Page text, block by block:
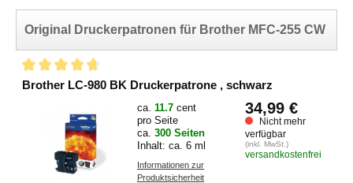
Original Druckerpatronen für Brother MFC-255 CW
Brother LC-980 BK Druckerpatrone , schwarz
ca. 11.7 cent
pro Seite
ca. 300 Seiten
Inhalt: ca. 6 ml
Informationen zur
Produktsicherheit
34,99 €
Nicht mehr
verfügbar
(inkl. MwSt.)
versandkostenfrei